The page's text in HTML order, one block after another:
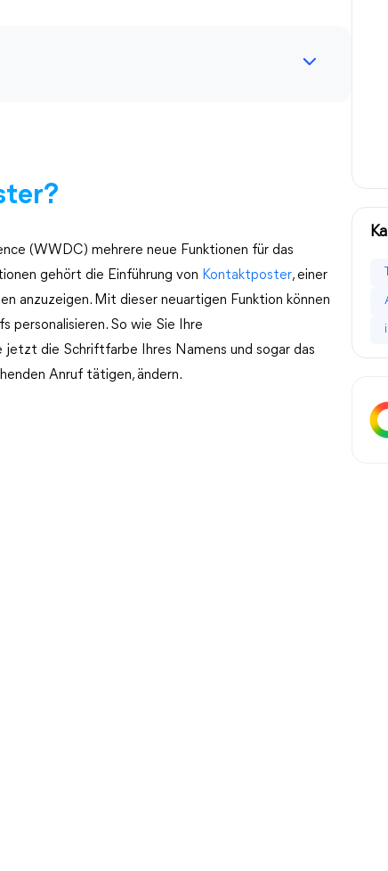
(WWDC) mehrere neue Funktionen für das
gehört die Einführung von Kontaktposter, einer
anzuzeigen. Mit dieser neuartigen Funktion können
personalisieren. So wie Sie Ihre
jetzt die Schriftfarbe Ihres Namens und sogar das
Anruf tätigen, ändern.